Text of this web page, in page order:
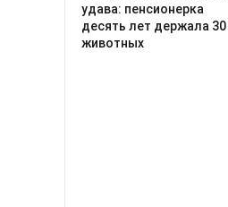
удава: пенсионерка
десять лет держала 30
животных